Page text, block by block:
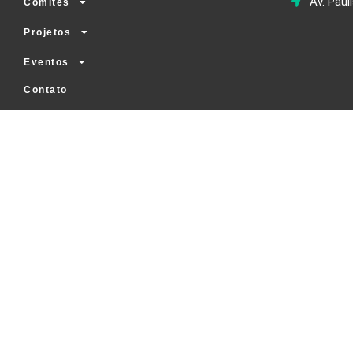
Comitês
Projetos
Eventos
Contato